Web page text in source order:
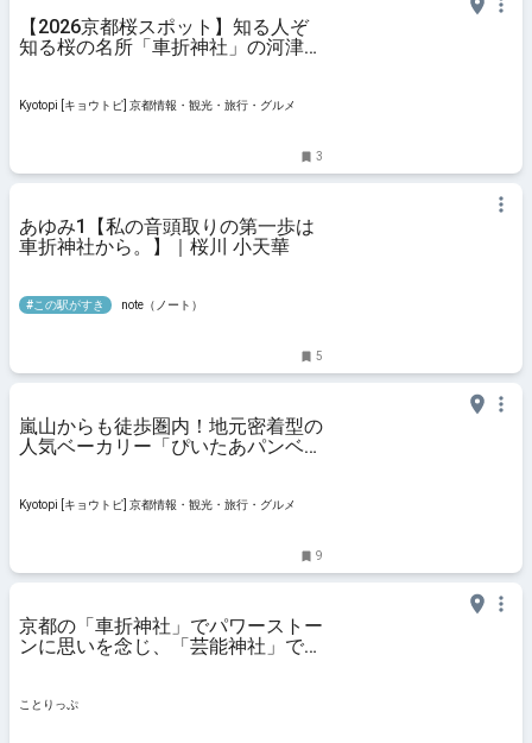
【2026京都桜スポット】知る人ぞ
知る桜の名所「車折神社」の河津桜
Kyotopi [キョウトピ] 京都情報・観光・旅行・グルメ
3
あゆみ1【私の音頭取りの第一歩は
車折神社から。】｜桜川 小天華
#この駅がすき note（ノート）
5
嵐山からも徒歩圏内！地元密着型の
人気ベーカリー「ぴいたあパンベー
Kyotopi [キョウトピ] 京都情報・観光・旅行・グルメ
9
京都の「車折神社」でパワーストー
ンに思いを念じ、「芸能神社」でお
ことりっぷ